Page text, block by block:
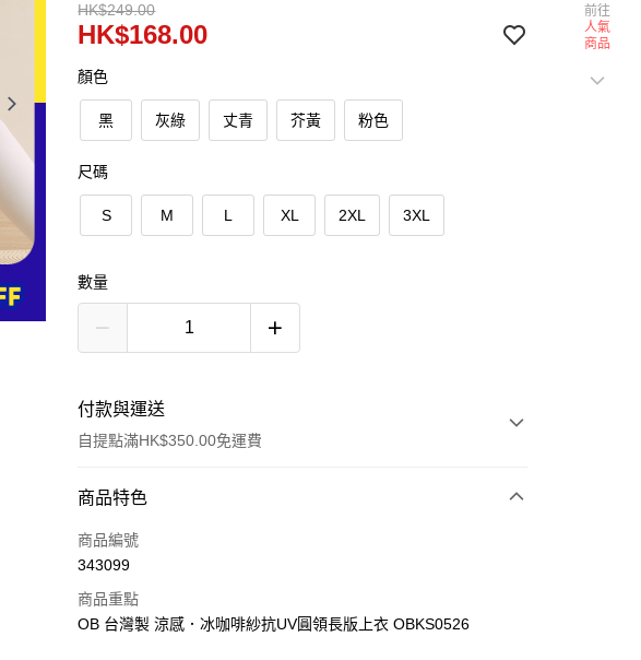
HK$249.00
HK$168.00
顏色
黑 灰綠 丈青 芥黃 粉色
尺碼
S M L XL 2XL 3XL
數量
付款與運送
自提點滿HK$350.00免運費
付款方式
信用卡
AlipayHK
商品特色
商品編號
343099
商品重點
OB 台灣製 涼感．冰咖啡紗抗UV圓領長版上衣 OBKS0526
前往
人氣
商品